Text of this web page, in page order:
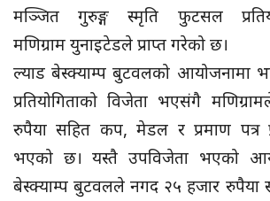
मञ्जित गुरुङ्ग स्मृति फुटसल
मणिग्राम युनाइटेडले प्राप्त गरेको छ।
ल्याड बेस्क्याम्प बुटवलको
प्रतियोगिताको विजेता भएसंगै
रुपैया सहित कप, मेडल र प्रमाण पत्र
भएको छ। यस्तै उपविजेता भएको
बेस्क्याम्प बुटवलले नगद २५ हजार